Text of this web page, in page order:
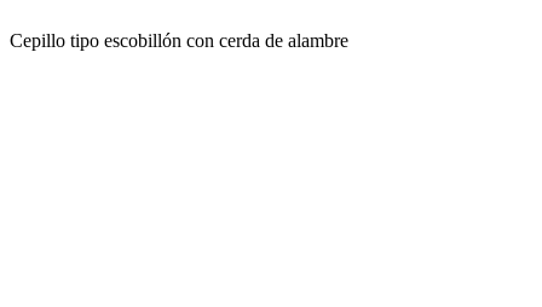
Cepillo tipo escobillón con cerda de alambre